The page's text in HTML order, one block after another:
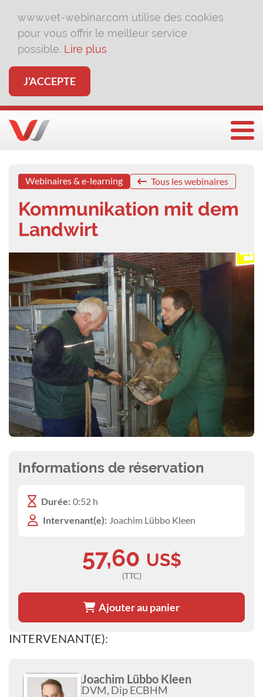
www.vet-webinar.com utilise des cookies
pour vous offrir le meilleur service
possible. Lire plus
J’ACCEPTE
Webinaires & e-learning Tous les webinaires
Kommunikation mit dem
Landwirt
INTERVENANT(E):
Joachim Lübbo Kleen
DVM, Dip ECBHM
Informations de réservation
Durée: 0:52 h
Intervenant(e): Joachim Lübbo Kleen
57,60 US$
(TTC)
Ajouter au panier